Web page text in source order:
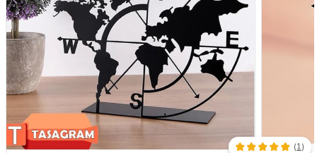
(1)